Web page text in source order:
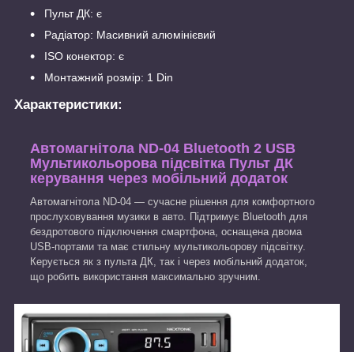
Автомагнітола ND-04 Bluetooth 2 USB
Мультикольорова підсвітка Пульт ДК
керування через мобільний додаток
Автомагнітола ND-04 — сучасне рішення для комфортного
прослуховування музики в авто. Підтримує Bluetooth для
бездротового підключення смартфона, оснащена двома
USB-портами та має стильну мультикольорову підсвітку.
Керується як з пульта ДК, так і через мобільний додаток,
що робить використання максимально зручним.
Характеристики:
Пульт ДК: є
Радіатор: Масивний алюмінієвий
ISO конектор: є
Монтажний розмір: 1 Din